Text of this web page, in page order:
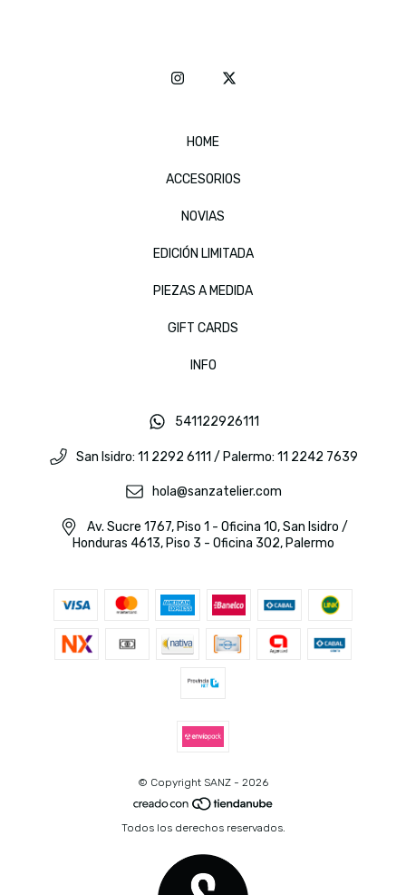
HOME
ACCESORIOS
NOVIAS
EDICIÓN LIMITADA
PIEZAS A MEDIDA
GIFT CARDS
INFO
541122926111
San Isidro: 11 2292 6111 / Palermo: 11 2242 7639
hola@sanzatelier.com
Av. Sucre 1767, Piso 1 - Oficina 10, San Isidro /
Honduras 4613, Piso 3 - Oficina 302, Palermo
© Copyright SANZ - 2026
Todos los derechos reservados.